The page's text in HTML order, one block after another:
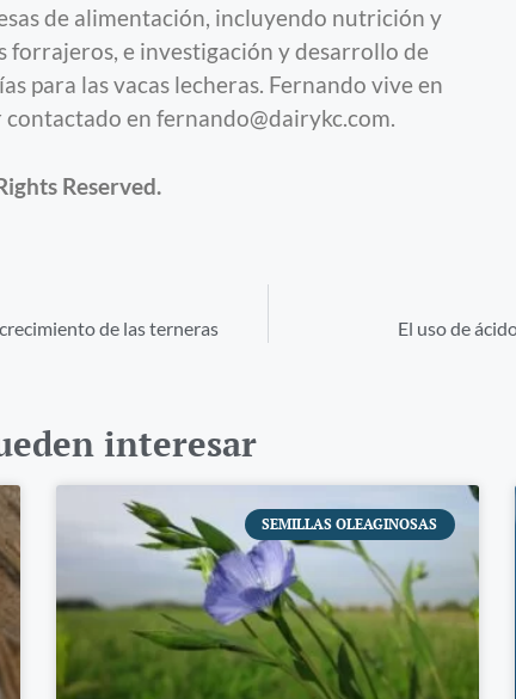
de alimentación, incluyendo nutrición y
forrajeros, e investigación y desarrollo de
para las vacas lecheras. Fernando vive en
en fernando@dairykc.com.
Reserved.
de las terneras El uso de
interesar
SEMILLAS OLEAGINOSAS